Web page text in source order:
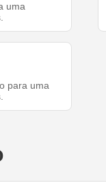
uma
para uma